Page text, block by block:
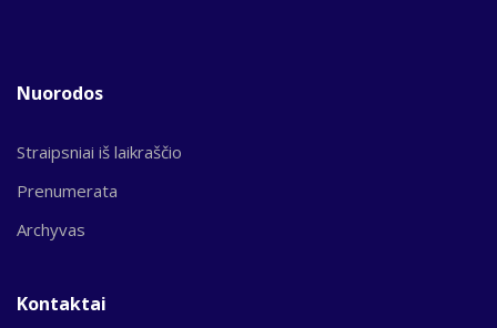
Nuorodos
Straipsniai iš laikraščio
Prenumerata
Archyvas
Kontaktai